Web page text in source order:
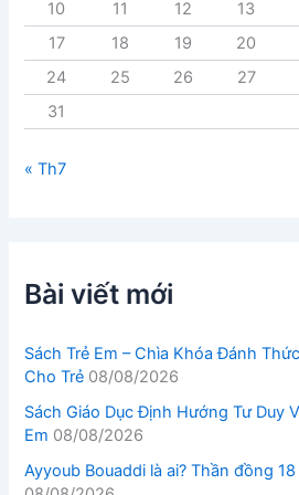
10
11 12 13
17
18 19 20
24
25 26 27
31
« Th7
Bài viết mới
Sách Trẻ Em – Chìa Khóa Đánh
Cho Trẻ 08/08/2026
Sách Giáo Dục Định Hướng Tư Duy
Em 08/08/2026
Ayyoub Bouaddi là ai? Thần đồng